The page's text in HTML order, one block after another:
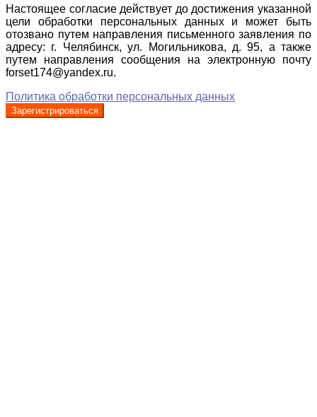
Настоящее согласие действует до достижения указанной
цели обработки персональных данных и может быть
отозвано путем направления письменного заявления по
адресу: г. Челябинск, ул. Могильникова, д. 95, а также
путем направления сообщения на электронную почту
forset174@yandex.ru.
Политика обработки персональных данных
Зарегистрироваться